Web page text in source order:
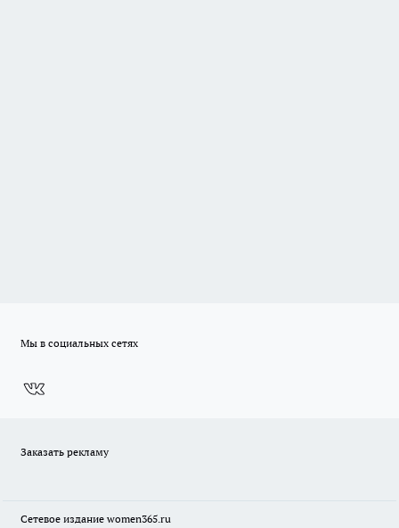
Мы в социальных сетях
Заказать рекламу
Сетевое издание women365.ru